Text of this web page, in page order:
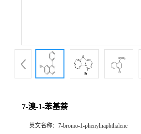
7-溴-1-苯基萘
英文名称： 7-bromo-1-phenylnaphthalene